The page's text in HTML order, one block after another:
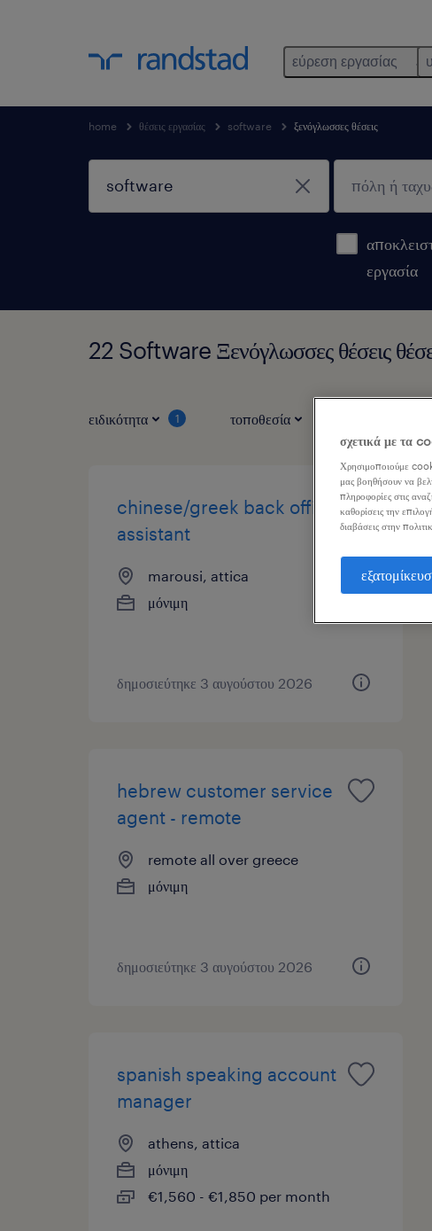
εύρεση εργασίας
home θέσεις εργασίας software ξενόγλωσσες θέσεις
εργασία
22 Software Ξενόγλωσσες θέσεις
ειδικότητα 1 τοποθεσία
chinese/greek back office
assistant
marousi, attica
μόνιμη
δημοσιεύτηκε 3 αυγούστου 2026
hebrew customer service
agent - remote
remote all over greece
μόνιμη
δημοσιεύτηκε 3 αυγούστου 2026
spanish speaking account
manager
athens, attica
μόνιμη
€1,560 - €1,850 per month
σχετικά με τα
Χρησιμοποιούμε
μας βοηθήσουν να
πληροφορίες στις
καθορίσεις την
διαβάσεις στην